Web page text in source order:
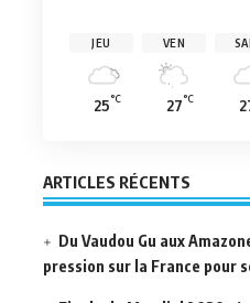
JEU
25°C
VEN
27°C
ARTICLES RÉCENTS
Du Vaudou Gu aux
pression sur la France pour